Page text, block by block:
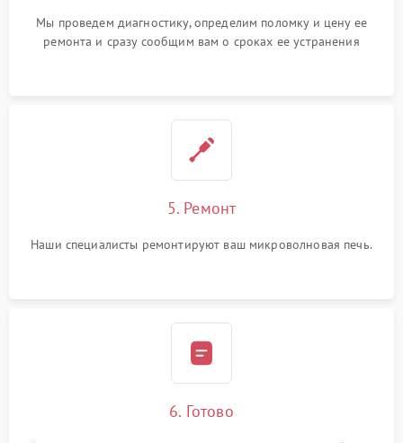
Мы проведем диагностику, определим поломку и цену ее
ремонта и сразу сообщим вам о сроках ее устранения
5. Ремонт
Наши специалисты ремонтируют ваш микроволновая печь.
6. Готово